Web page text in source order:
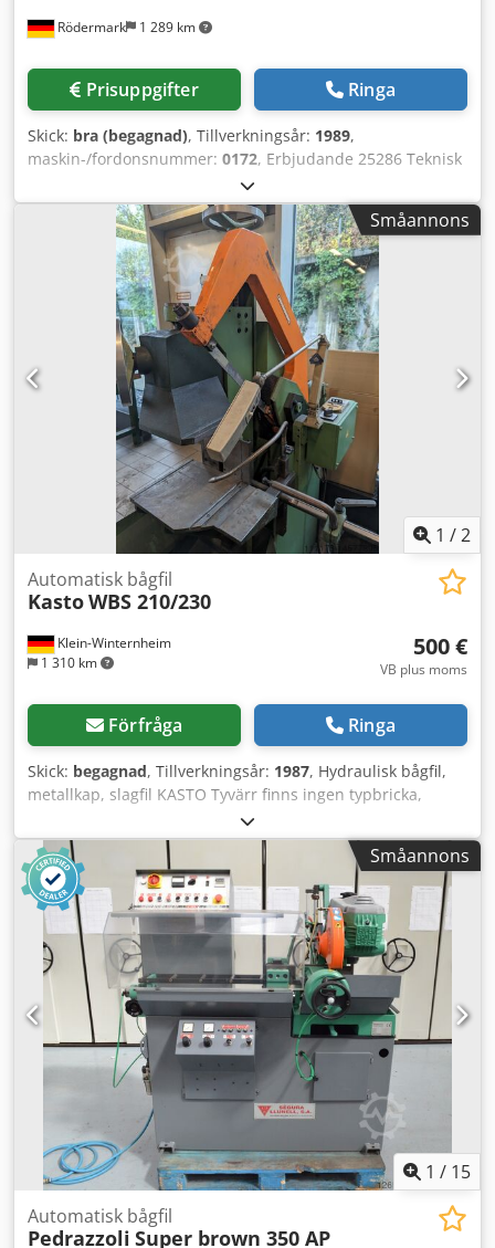
Rödermark 1 289 km
Prisuppgifter Ringa
Skick: bra (begagnad), Tillverkningsår: 1989,
maskin-/fordonsnummer: 0172, Erbjudande 25286 Teknisk
data: Chsdpfxjw Ei Tdo Agqea - Sågbladsdimension 400 x
35 x 2,0 mm - Kapkapacitet - 90° runt ca. 252 mm - flatt ca.
250 x 160 mm - fyrkantig ca. 210 x 210 mm - 45° runt ca.
160 mm - flatt ca. 150 x 150 mm - Automatisk
materialmatning - Maximal öppningsbredd på
spännstocken 265 mm - Geringsinställbart skruvstycke -
Kylsystem - Drift 400 V / 0,65 / 1,6 kW - Utrymmesbehov ca.
B 1400 x H 950 x D 1700 mm - Vikt ca. 600 kg
Småannons
1 /2
Klein-Winternheim
1 310 km
Automatisk bågfil
KastoWBS 210/230
500 €
VB plus moms
Förfråga Ringa
Skick: begagnad, Tillverkningsår: 1987, Hydraulisk bågfil,
metallkap, slagfil KASTO Tyvärr finns ingen typbricka,
uppgifterna är från en liknande såg Typ: PSB WBS 210 /
230 Tillverkningsår: 80-talet Kapområde - Rund: Ø 250 mm
Kapområde - Fyrkant: 225 x 225 mm Kapområde -
Rektangel: 260 x 100 mm Skärhastighet: 11 - 13 - 17 - 22 -
26 - 34 m/min Bladlängd: 400 mm Motoreffekt: 1,4 och 1,8
kW, polomkopplare Elanslutning: 380 Volt, 50 Hz - Endast
för 90° kapningar, ingen geringsinställning - Sågmotor
med 2 hastigheter och 3 kilremssteg - Hydraulisk matning
av sågbåge Chjdpfx Aoq R Riiegqea - Hydraulisk
snitttrycksinställning via strypventil - Snabbsänkning av
sågbåge - Manuellt höjdjusterbart materialbord med
handratt och mm-skala - Manuell materialspänning -
Kylvätskeutrustning i maskinfoten Platsbehov L x B x H:
1500 x 700 x 1550 mm Vikt: ca 590 kg
Småannons
1 / 15
Automatisk bågfil
Pedrazzoli Super brown 350 AP